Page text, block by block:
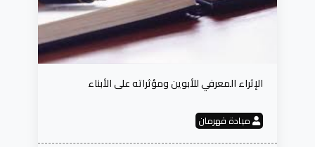
الإثراء المعرفي للأبوين ومؤثراته على الأبناء
ميادة قهرمان